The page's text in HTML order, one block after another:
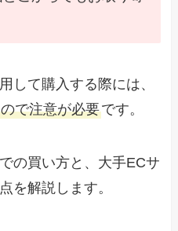
して購入する際には、
で注意が必要です。
の買い方と、大手ECサ
を解説します。